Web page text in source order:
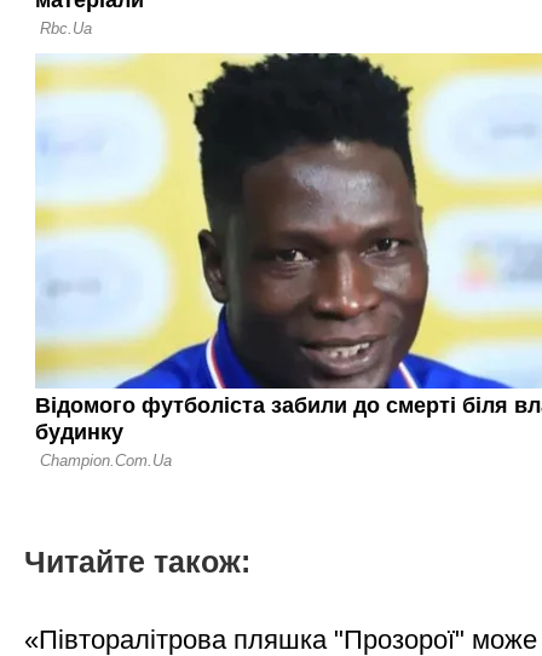
Читайте також:
«Півторалітрова пляшка "Прозорої" може